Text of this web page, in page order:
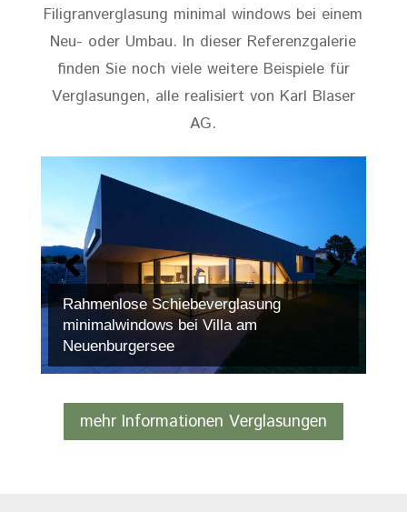
Filigranverglasung minimal windows bei einem
Neu- oder Umbau. In dieser Referenzgalerie
finden Sie noch viele weitere Beispiele für
Verglasungen, alle realisiert von Karl Blaser
AG.
Rahmenlose Schiebeverglasung
minimalwindows bei Villa am
Neuenburgersee
mehr Informationen Verglasungen